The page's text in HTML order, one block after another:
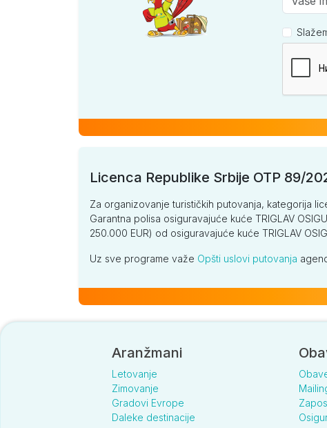
Licenca Republike Srbije OTP 89/
Za organizovanje turističkih putovanja, kategorija
Garantna polisa osiguravajuće kuće TRIGLAV
250.000 EUR) od osiguravajuće kuće TRIGLAV
Uz sve programe važe Opšti uslovi putovanja
Aranžmani
Letovanje
Zimovanje
Gradovi Evrope
Daleke destinacije